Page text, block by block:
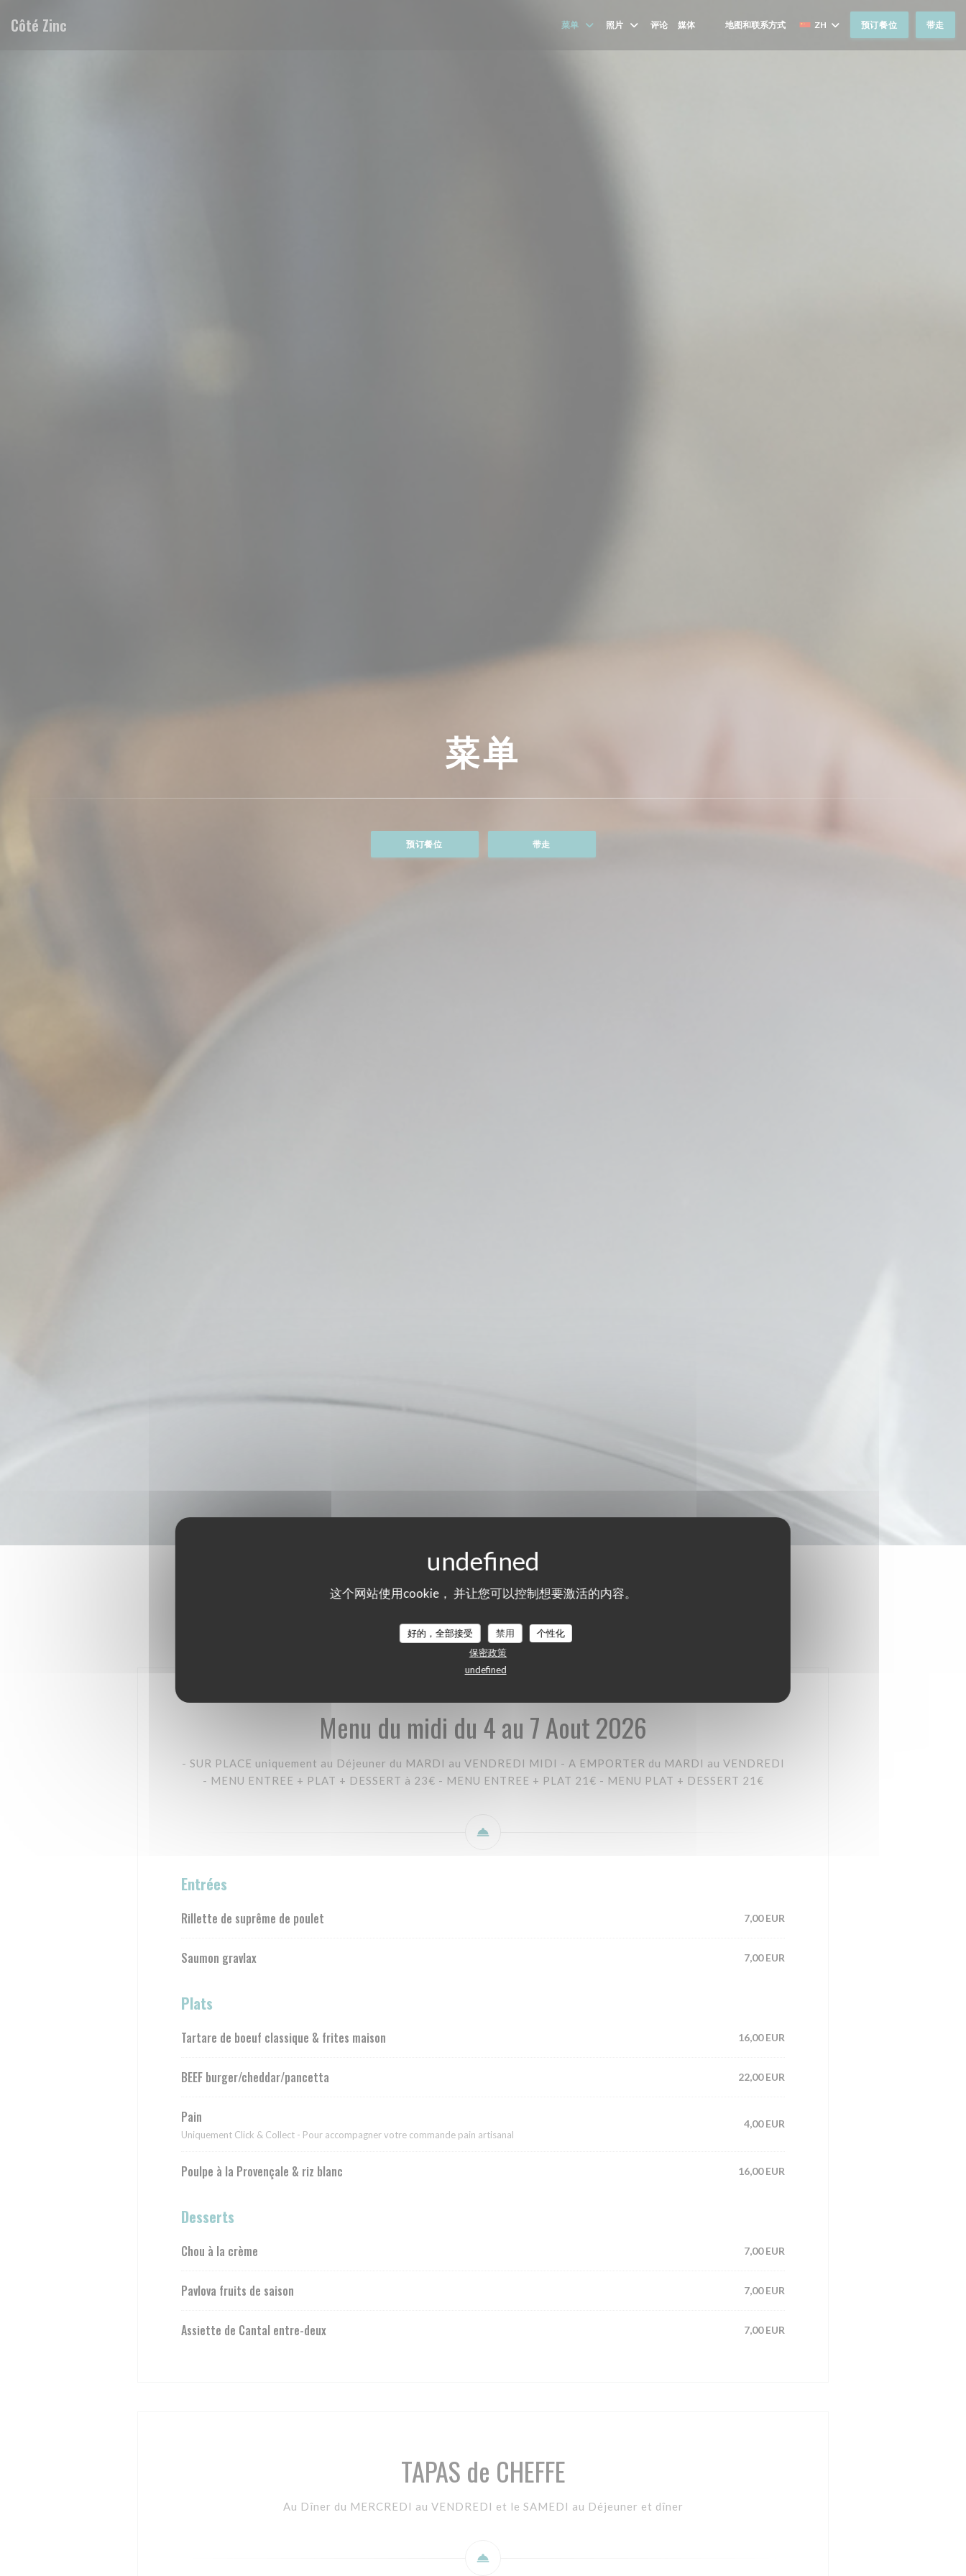
这个网站使用cookie， 并让您可以控制想要激活的内容。
好的，全部接受 禁用
个性化
保密政策
undefined
Côté Zinc 菜单 照片 评论 媒体 ((在新窗口中打开))
((在新窗口中打开))
地图和联系方式 ZH 预订餐位 带走
菜单
预订餐位 带走
Menu du midi du 4 au 7 Aout 2026
- SUR PLACE uniquement au Déjeuner du MARDI au VENDREDI MIDI - A EMPORTER du MARDI au VENDREDI
- MENU ENTREE + PLAT + DESSERT à 23€ - MENU ENTREE + PLAT 21€ - MENU PLAT + DESSERT 21€
Entrées
Rillette de suprême de poulet 7,00 EUR
Saumon gravlax 7,00 EUR
Plats
Tartare de boeuf classique & frites maison 16,00 EUR
BEEF burger/cheddar/pancetta 22,00 EUR
Pain
Uniquement Click & Collect - Pour accompagner votre commande pain artisanal
4,00 EUR
Poulpe à la Provençale & riz blanc 16,00 EUR
Desserts
Chou à la crème 7,00 EUR
Pavlova fruits de saison 7,00 EUR
Assiette de Cantal entre-deux 7,00 EUR
TAPAS de CHEFFE
Au Dîner du MERCREDI au VENDREDI et le SAMEDI au Déjeuner et dîner